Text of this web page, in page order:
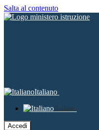
Salta al contenuto
Italiano
Italiano
Accedi